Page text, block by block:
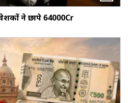
ने छापे ₹64000Cr